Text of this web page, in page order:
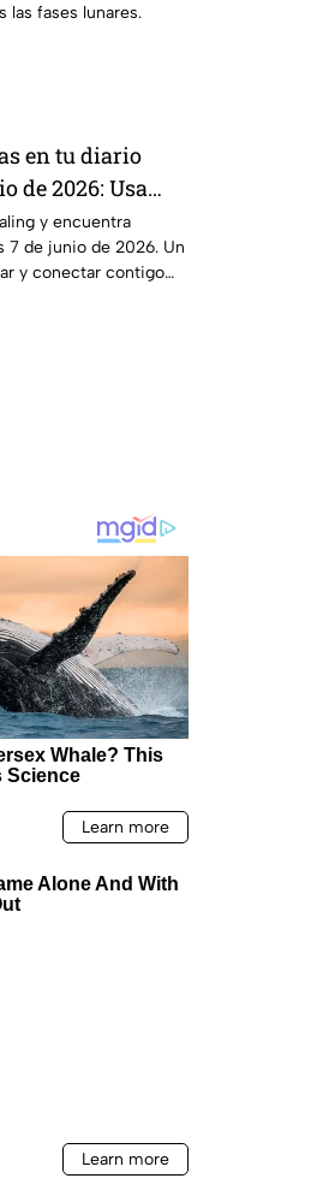
las fases lunares.
en tu diario
de 2026: Usa
tu día
y encuentra
7 de junio de 2026. Un
y conectar contigo